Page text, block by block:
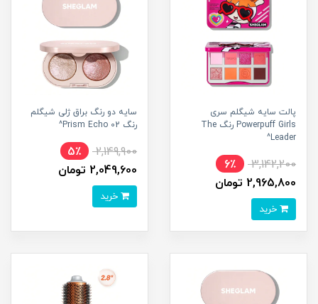
پالت سایه شیگلم سری
Powerpuff Girls رنگ The
Leader^
3,142,200
6٪
2,965,800 تومان
سایه دو رنگ براق ژلی شیگلم
رنگ Prism Echo 02^
2,149,900
5٪
2,049,600 تومان